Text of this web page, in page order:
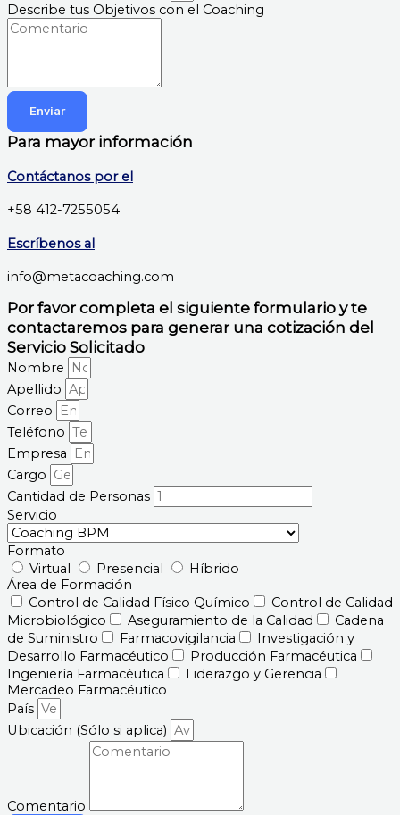
Describe tus Objetivos con el Coaching
Enviar
Para mayor información
Contáctanos por el
+58 412-7255054
Escríbenos al
info@metacoaching.com
Por favor completa el siguiente formulario y te
contactaremos para generar una cotización del
Servicio Solicitado
Nombre
Apellido
Correo
Teléfono
Empresa
Cargo
Cantidad de Personas
Servicio
Formato
Virtual
Presencial
Híbrido
Área de Formación
Control de Calidad Físico Químico
Control de Calidad
Microbiológico
Aseguramiento de la Calidad
Cadena
de Suministro
Farmacovigilancia
Investigación y
Desarrollo Farmacéutico
Producción Farmacéutica
Ingeniería Farmacéutica
Liderazgo y Gerencia
Mercadeo Farmacéutico
País
Ubicación (Sólo si aplica)
Comentario